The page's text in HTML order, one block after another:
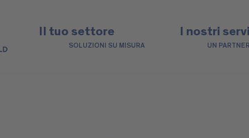
Il tuo settore
SOLUZIONI SU MISURA
I nostri
UN